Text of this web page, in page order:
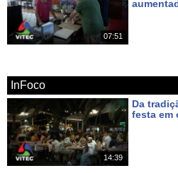
Sanjoaninas
Marchas Populares
Canais:
AzoresTV - Canal de TV regional
167 NOS 187 e www.azorestv.com
Tags:
vitec
azorestv vitecazorestv
acores
terceira island
noticias
dos açores terceira
portugal
angra heroísmo
vitória
07:51
InFoco
14:39
Da
festa em